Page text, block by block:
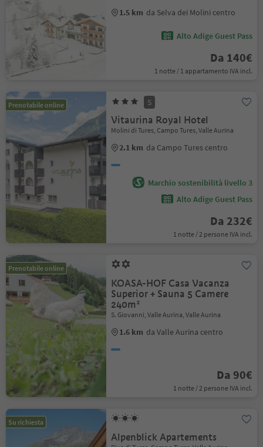
1.5 km da Selva dei Molini centro
Alto Adige Guest Pass
Da 140€
1 notte / 1 appartamento IVA incl.
Prenotabile online S
Vitaurina Royal Hotel
Molini di Tures, Campo Tures, Valle Aurina
2.1 km da Campo Tures centro
Marchio sostenibilità livello 3
Alto Adige Guest Pass
Da 232€
1 notte / 2 persone IVA incl.
Prenotabile online
KOASA-HOF Casa Vacanza
Superior + Sauna 5 Camere
240m²
S. Giovanni, Valle Aurina, Valle Aurina
1.6 km da Valle Aurina centro
Da 90€
1 notte / 2 persone IVA incl.
Su richiesta
Alpenblick Apartements